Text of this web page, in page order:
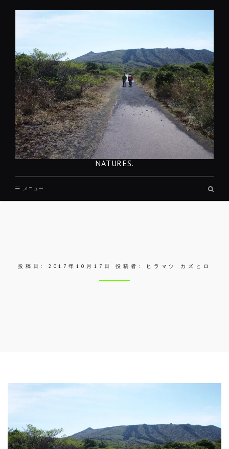
NATURES.
メニュー
投稿日: 2017年10月17日 投稿者: ヒラマツ カズヒロ